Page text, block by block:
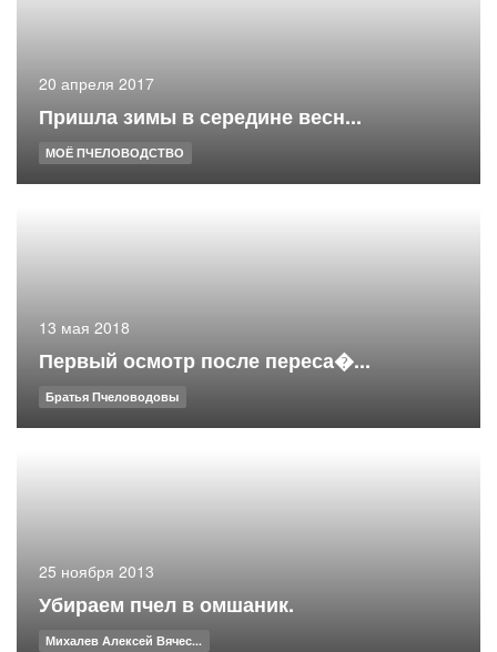
20 апреля 2017
Пришла зимы в середине весн...
МОЁ ПЧЕЛОВОДСТВО
13 мая 2018
Первый осмотр после переса�...
Братья Пчеловодовы
25 ноября 2013
Убираем пчел в омшаник.
Михалев Алексей Вячес...